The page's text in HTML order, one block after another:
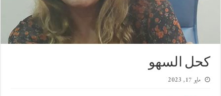
كحل السهو
مايو 17, 2023